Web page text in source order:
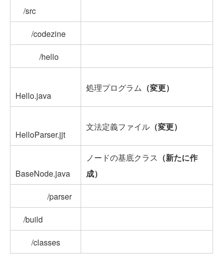
/src
/codezine
/hello
Hello.java
処理プログラム （変更）
HelloParser.jjt
文法定義ファイル （変更）
BaseNode.java
ノードの基底クラス （新たに作
成）
/parser
/build
/classes